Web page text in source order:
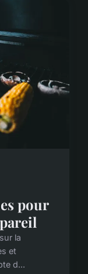
pour
la
et
d...